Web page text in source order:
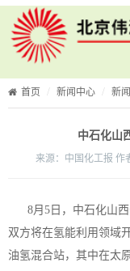
首页 新闻中心 新
中石化山
来源： 中国化工报 作
8月 5 日，中石化山
双方将在氢能利用领域
油氢混合站，其中在太